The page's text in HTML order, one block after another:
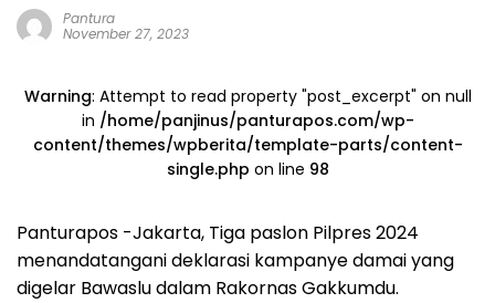
Pantura
November 27, 2023
Warning: Attempt to read property "post_excerpt" on null
in /home/panjinus/panturapos.com/wp-
content/themes/wpberita/template-parts/content-
single.php on line 98
Panturapos -Jakarta, Tiga paslon Pilpres 2024
menandatangani deklarasi kampanye damai yang
digelar Bawaslu dalam Rakornas Gakkumdu.